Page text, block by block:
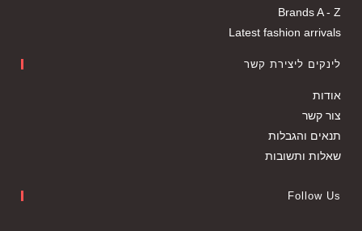
Brands A - Z
Latest fashion arrivals
לינקים ליצירת קשר
אודות
צור קשר
תנאים והגבלות
שאלות ותשובות
Follow Us